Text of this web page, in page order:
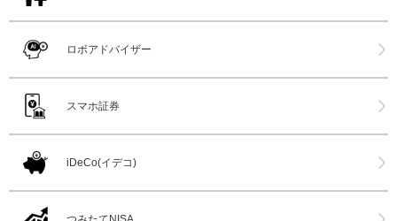
ロボアドバイザー
スマホ証券
iDeCo(イデコ)